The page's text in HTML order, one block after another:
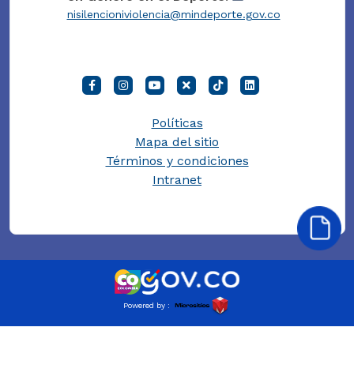
nisilencioniviolencia@mindeporte.gov.co
Políticas
Mapa del sitio
Términos y condiciones
Intranet
Powered by :